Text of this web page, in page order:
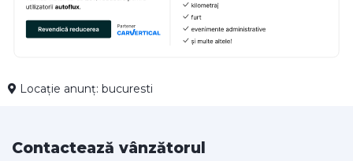
Locație anunț: bucuresti
Contactează vânzătorul